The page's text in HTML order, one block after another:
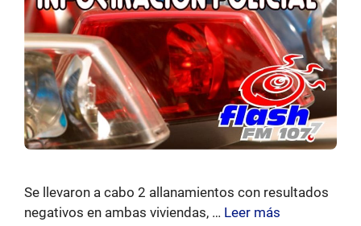
Se llevaron a cabo 2 allanamientos con resultados
negativos en ambas viviendas, … Leer más